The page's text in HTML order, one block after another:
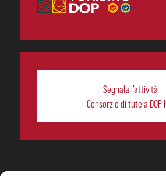
Segnala l’attività
Consorzio di tutela DOP